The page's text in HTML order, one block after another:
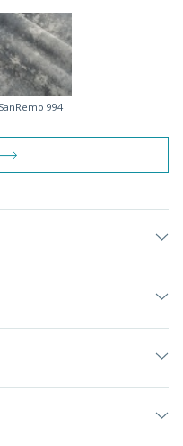
SanRemo 994